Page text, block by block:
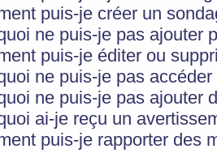
puis-je créer un
ne puis-je pas ajouter
puis-je éditer ou
ne puis-je pas
ne puis-je pas ajouter
ai-je reçu un
puis-je rapporter des